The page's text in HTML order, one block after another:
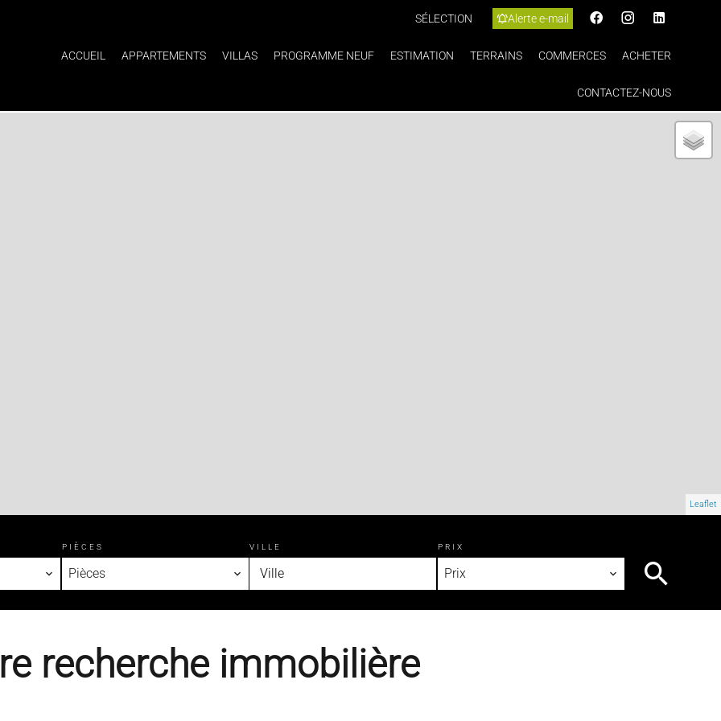
SÉLECTION Alerte e-mail
ACCUEIL APPARTEMENTS VILLAS PROGRAMME NEUF ESTIMATION TERRAINS COMMERCES ACHETER
CONTACTEZ-NOUS
Leaflet
PIÈCES
Pièces
VILLE
Ville
PRIX
Prix
recherche immobilière